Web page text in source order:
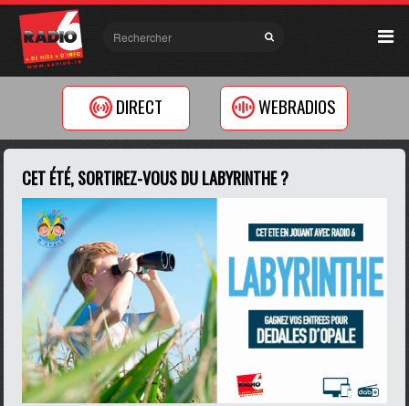
DIRECT WEBRADIOS
CET ÉTÉ, SORTIREZ-VOUS DU LABYRINTHE ?